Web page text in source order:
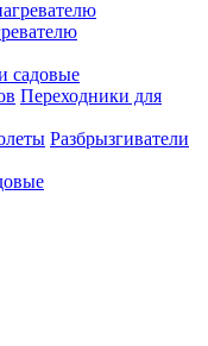
садовые
Переходники для
Разбрызгиватели